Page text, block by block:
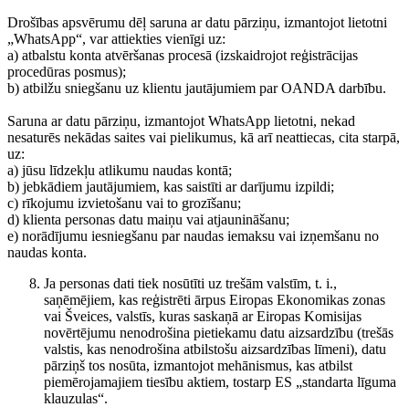
Drošības apsvērumu dēļ saruna ar datu pārziņu, izmantojot lietotni
„WhatsApp“, var attiekties vienīgi uz:
a) atbalstu konta atvēršanas procesā (izskaidrojot reģistrācijas
procedūras posmus);
b) atbilžu sniegšanu uz klientu jautājumiem par OANDA darbību.
Saruna ar datu pārziņu, izmantojot WhatsApp lietotni, nekad
nesaturēs nekādas saites vai pielikumus, kā arī neattiecas, cita starpā,
uz:
a) jūsu līdzekļu atlikumu naudas kontā;
b) jebkādiem jautājumiem, kas saistīti ar darījumu izpildi;
c) rīkojumu izvietošanu vai to grozīšanu;
d) klienta personas datu maiņu vai atjaunināšanu;
e) norādījumu iesniegšanu par naudas iemaksu vai izņemšanu no
naudas konta.
Ja personas dati tiek nosūtīti uz trešām valstīm, t. i.,
saņēmējiem, kas reģistrēti ārpus Eiropas Ekonomikas zonas
vai Šveices, valstīs, kuras saskaņā ar Eiropas Komisijas
novērtējumu nenodrošina pietiekamu datu aizsardzību (trešās
valstis, kas nenodrošina atbilstošu aizsardzības līmeni), datu
pārziņš tos nosūta, izmantojot mehānismus, kas atbilst
piemērojamajiem tiesību aktiem, tostarp ES „standarta līguma
klauzulas“.